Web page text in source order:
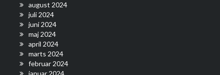
august 2024
juli 2024
juni 2024
maj 2024
april 2024
marts 2024
februar 2024
januar 2024